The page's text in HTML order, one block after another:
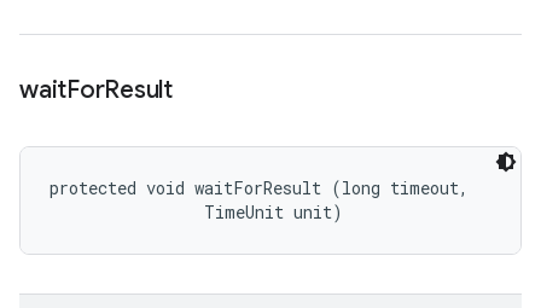
waitForResult
protected void waitForResult (long timeout,
                TimeUnit unit)